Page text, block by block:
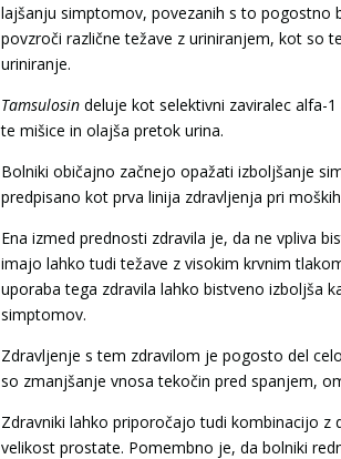
lajšanju simptomov, povezanih s to pogostno
povzroči različne težave z uriniranjem, kot so
uriniranje.
Tamsulosin deluje kot selektivni zaviralec alfa-
te mišice in olajša pretok urina.
Bolniki običajno začnejo opažati izboljšanje
predpisano kot prva linija zdravljenja pri
Ena izmed prednosti zdravila je, da ne vpliva
imajo lahko tudi težave z visokim krvnim
uporaba tega zdravila lahko bistveno izboljša
simptomov.
Zdravljenje s tem zdravilom je pogosto del
so zmanjšanje vnosa tekočin pred spanjem,
Zdravniki lahko priporočajo tudi kombinacijo
velikost prostate. Pomembno je, da bolniki